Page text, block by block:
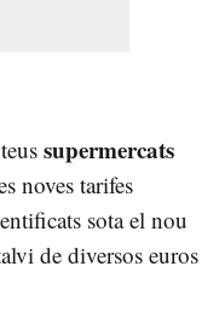
supermercats
noves tarifes
sota el nou
de diversos euros